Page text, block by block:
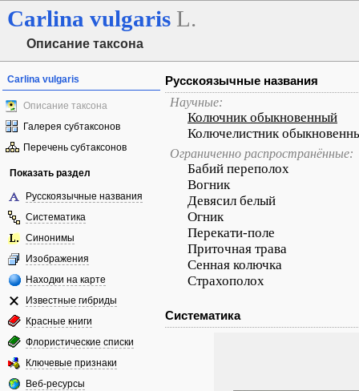
Carlina vulgaris L.
Описание таксона
Carlina vulgaris
Описание таксона
Галерея субтаксонов
Перечень субтаксонов
Показать раздел
Русскоязычные названия
Систематика
Синонимы
Изображения
Находки на карте
Известные гибриды
Красные книги
Флористические списки
Ключевые признаки
Веб-ресурсы
Русскоязычные названия
Научные:
Колючник обыкновенный
Колючелистник
Ограниченно распространённые:
Бабий переполох
Вогник
Девясил белый
Огник
Перекати-поле
Приточная трава
Сенная колючка
Страхополох
Систематика